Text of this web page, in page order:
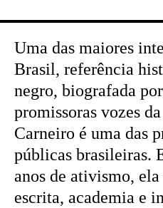
Uma das maiores
Brasil, referência
negro, biografada
promissoras vozes
Carneiro é uma das
públicas brasileiras.
anos de ativismo,
escrita, academia e